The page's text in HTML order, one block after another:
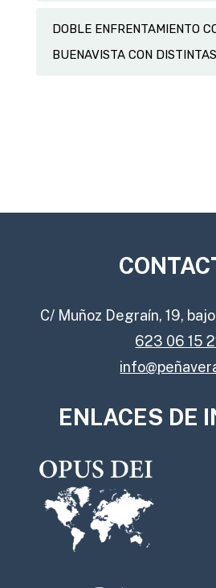
DOBLE ENFRENTAMIENTO
BUENAVISTA CON
C/ Muñoz Degraín, 19,
623 06 15
ENLACES DE